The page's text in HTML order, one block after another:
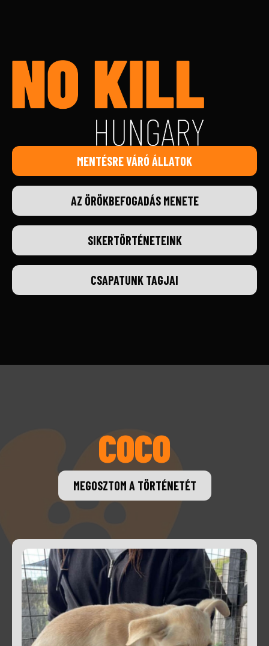
MENTÉSRE VÁRÓ ÁLLATOK
AZ ÖRÖKBEFOGADÁS MENETE
SIKERTÖRTÉNETEINK
CSAPATUNK TAGJAI
MEGOSZTOM A TÖRTÉNETÉT
COCO